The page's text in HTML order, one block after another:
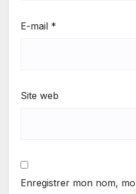
E-mail *
Site web
Enregistrer mon nom,